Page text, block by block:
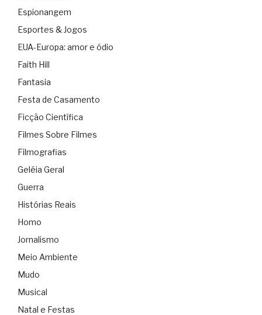
Espionangem
Esportes & Jogos
EUA-Europa: amor e ódio
Faith Hill
Fantasia
Festa de Casamento
Ficção Científica
Filmes Sobre Filmes
Filmografias
Geléia Geral
Guerra
Histórias Reais
Homo
Jornalismo
Meio Ambiente
Mudo
Musical
Natal e Festas